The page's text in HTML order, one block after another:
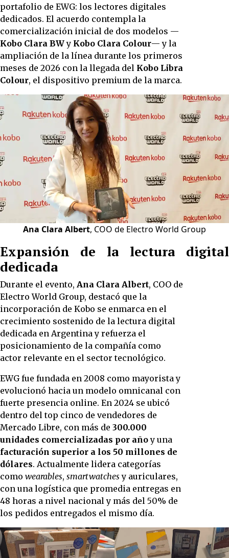
portafolio de EWG: los lectores digitales
dedicados. El acuerdo contempla la
comercialización inicial de dos modelos —
Kobo Clara BWy Kobo Clara Colour— y la
ampliación de la línea durante los primeros
meses de 2026 con la llegada del Kobo Libra
Colour, el dispositivo premium de la marca.
Ana Clara Albert, COO de Electro World Group
Expansión de la lectura digital
dedicada
Durante el evento, Ana Clara Albert, COO de
Electro World Group, destacó que la
incorporación de Kobo se enmarca en el
crecimiento sostenido de la lectura digital
dedicada en Argentina y refuerza el
posicionamiento de la compañía como
actor relevante en el sector tecnológico.
EWG fue fundada en 2008 como mayorista y
evolucionó hacia un modelo omnicanal con
fuerte presencia online. En 2024 se ubicó
dentro del top cinco de vendedores de
Mercado Libre, con más de 300.000
unidades comercializadas por añoy una
facturación superior a los 50 millones de
dólares. Actualmente lidera categorías
como wearables, smartwatchesy auriculares,
con una logística que promedia entregas en
48 horas a nivel nacional y más del 50% de
los pedidos entregados el mismo día.